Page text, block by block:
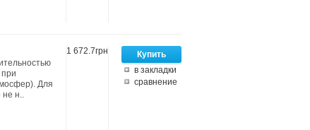
в закладки
сравнение
1 672.7грн
при
Для
не н..